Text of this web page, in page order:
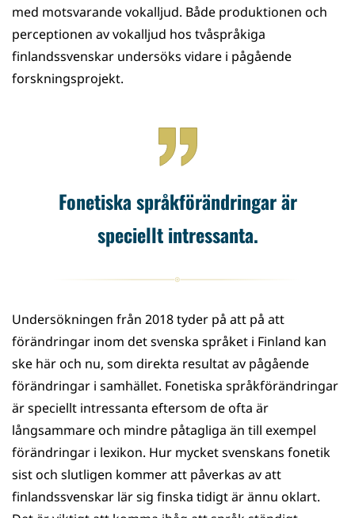
med motsvarande vokalljud. Både produktionen och
perceptionen av vokalljud hos tvåspråkiga
finlandssvenskar undersöks vidare i pågående
forskningsprojekt.
Fonetiska språkförändringar är
speciellt intressanta.
Undersökningen från 2018 tyder på att på att
förändringar inom det svenska språket i Finland kan
ske här och nu, som direkta resultat av pågående
förändringar i samhället. Fonetiska språkförändringar
är speciellt intressanta eftersom de ofta är
långsammare och mindre påtagliga än till exempel
förändringar i lexikon. Hur mycket svenskans fonetik
sist och slutligen kommer att påverkas av att
finlandssvenskar lär sig finska tidigt är ännu oklart.